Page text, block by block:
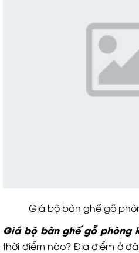
Giá bộ bàn ghế gỗ
Giá bộ bàn ghế gỗ phòng
thời điểm nào? Địa điểm ở